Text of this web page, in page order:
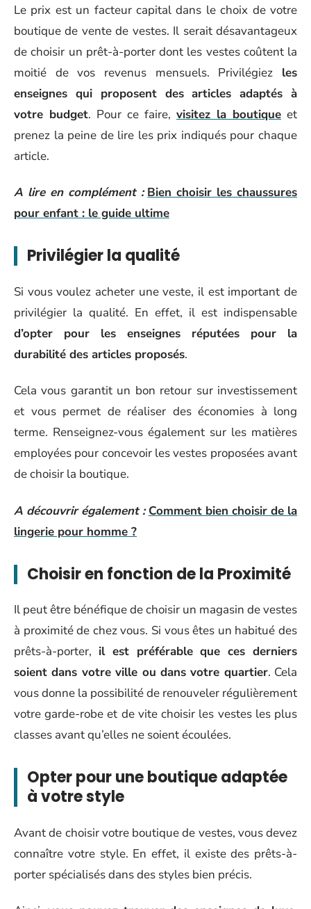
Le prix est un facteur capital dans le choix de votre
boutique de vente de vestes. Il serait désavantageux
de choisir un prêt-à-porter dont les vestes coûtent la
moitié de vos revenus mensuels. Privilégiez les
enseignes qui proposent des articles adaptés à
votre budget. Pour ce faire, visitez la boutique et
prenez la peine de lire les prix indiqués pour chaque
article.
A lire en complément : Bien choisir les chaussures
pour enfant : le guide ultime
Privilégier la qualité
Si vous voulez acheter une veste, il est important de
privilégier la qualité. En effet, il est indispensable
d’opter pour les enseignes réputées pour la
durabilité des articles proposés.
Cela vous garantit un bon retour sur investissement
et vous permet de réaliser des économies à long
terme. Renseignez-vous également sur les matières
employées pour concevoir les vestes proposées avant
de choisir la boutique.
A découvrir également : Comment bien choisir de la
lingerie pour homme ?
Choisir en fonction de la Proximité
Il peut être bénéfique de choisir un magasin de vestes
à proximité de chez vous. Si vous êtes un habitué des
prêts-à-porter, il est préférable que ces derniers
soient dans votre ville ou dans votre quartier. Cela
vous donne la possibilité de renouveler régulièrement
votre garde-robe et de vite choisir les vestes les plus
classes avant qu’elles ne soient écoulées.
Opter pour une boutique adaptée
à votre style
Avant de choisir votre boutique de vestes, vous devez
connaître votre style. En effet, il existe des prêts-à-
porter spécialisés dans des styles bien précis.